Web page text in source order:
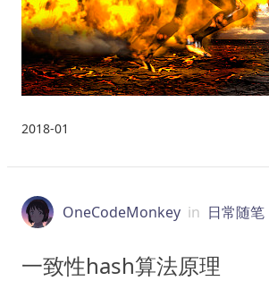
2018-01
OneCodeMonkey in 日常随笔
一致性hash算法原理